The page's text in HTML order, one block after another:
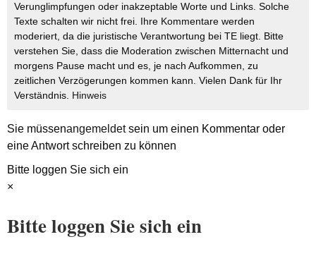
Verunglimpfungen oder inakzeptable Worte und Links. Solche
Texte schalten wir nicht frei. Ihre Kommentare werden
moderiert, da die juristische Verantwortung bei TE liegt. Bitte
verstehen Sie, dass die Moderation zwischen Mitternacht und
morgens Pause macht und es, je nach Aufkommen, zu
zeitlichen Verzögerungen kommen kann. Vielen Dank für Ihr
Verständnis. Hinweis
Sie müssenangemeldetsein um einen Kommentar oder
eine Antwort schreiben zu können
Bitte loggen Sie sich ein
×
Bitte loggen Sie sich ein